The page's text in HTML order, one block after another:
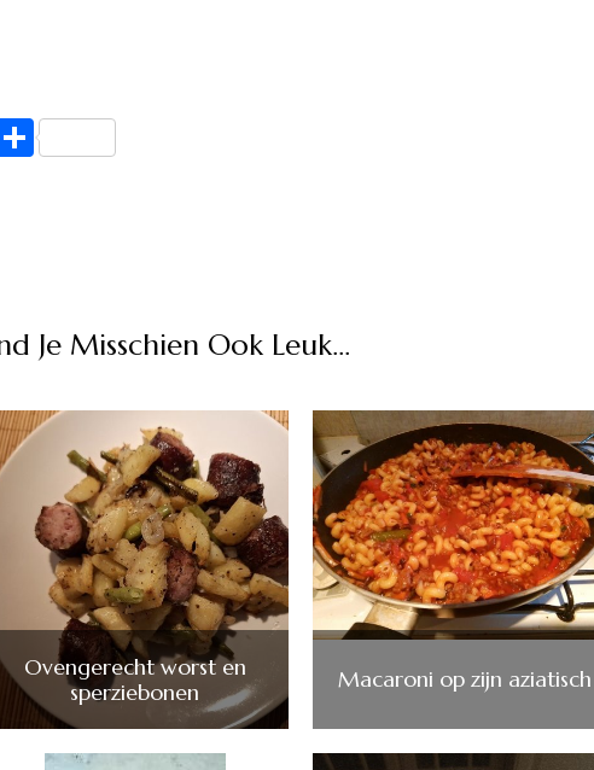
Delen
Je Misschien Ook Leuk...
Ovengerecht worst en
sperziebonen
Macaroni op zijn aziatisch